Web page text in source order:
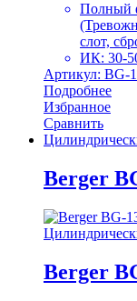
Полный
слот,
ИК: 30-
Артикул: BG-
Подробнее
Избранное
Сравнить
Berger
Berger